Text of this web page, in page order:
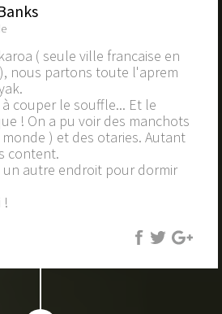
( seule ville francaise en
nous partons toute l'aprem
couper le souffle... Et le
! On a pu voir des manchots
) et des otaries. Autant
content.
un autre endroit pour dormir
!